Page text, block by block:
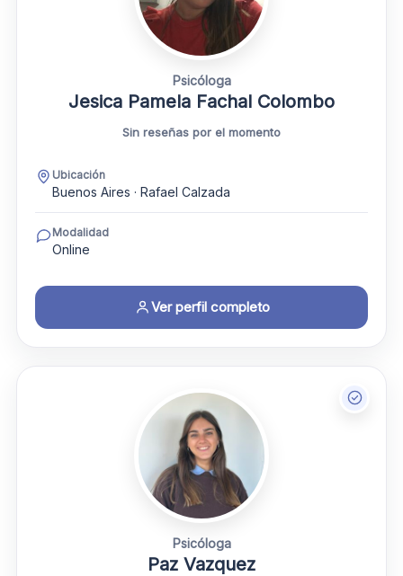
Psicóloga
Jesica Pamela Fachal Colombo
Sin reseñas por el momento
Ubicación
Buenos Aires · Rafael Calzada
Modalidad
Online
Ver perfil completo
Psicóloga
Paz Vazquez